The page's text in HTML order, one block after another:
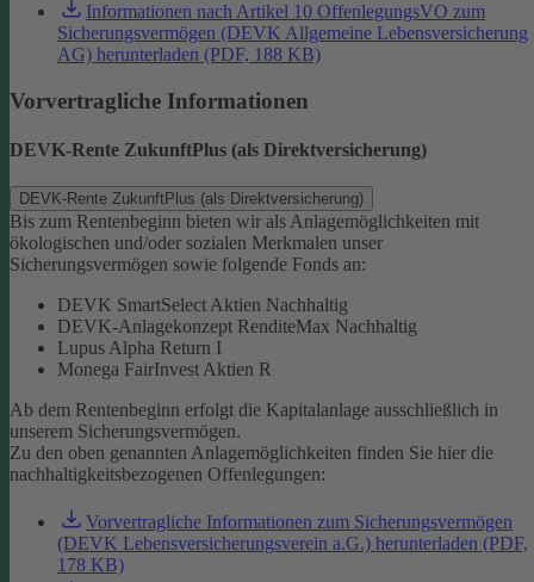
Informationen nach Artikel 10 OffenlegungsVO zum
Sicherungsvermögen (DEVK Allgemeine Lebensversicherung
AG) herunterladen (PDF, 188 KB)
Vorvertragliche Informationen
DEVK-Rente ZukunftPlus (als Direktversicherung)
DEVK-Rente ZukunftPlus (als Direktversicherung)
Bis zum Rentenbeginn bieten wir als Anlagemöglichkeiten mit
ökologischen und/oder sozialen Merkmalen unser
Sicherungsvermögen sowie folgende Fonds an:
DEVK SmartSelect Aktien Nachhaltig
DEVK-Anlagekonzept RenditeMax Nachhaltig
Lupus Alpha Return I
Monega FairInvest Aktien R
Ab dem Rentenbeginn erfolgt die Kapitalanlage ausschließlich in
unserem Sicherungsvermögen.
Zu den oben genannten Anlagemöglichkeiten finden Sie hier die
nachhaltigkeitsbezogenen Offenlegungen:
Vorvertragliche Informationen zum Sicherungsvermögen
(DEVK Lebensversicherungsverein a.G.) herunterladen (PDF,
178 KB)